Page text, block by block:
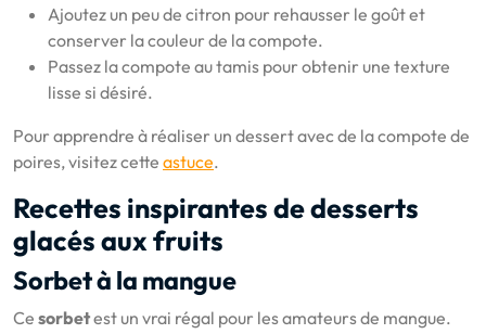
Ajoutez un peu de citron pour rehausser le goût et
conserver la couleur de la compote.
Passez la compote au tamis pour obtenir une texture
lisse si désiré.
Pour apprendre à réaliser un dessert avec de la compote de
poires, visitez cette astuce.
Recettes inspirantes de desserts
glacés aux fruits
Sorbet à la mangue
Ce sorbetest un vrai régal pour les amateurs de mangue.